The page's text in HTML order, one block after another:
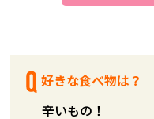
好きな食べ物は？
辛いもの！